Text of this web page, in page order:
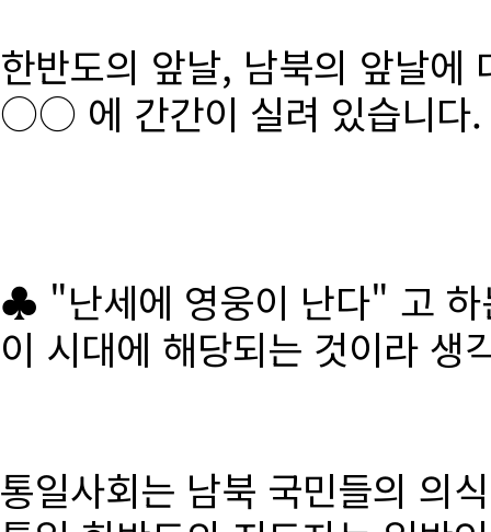
한반도의 앞날, 남북의 앞날에
○○ 에 간간이 실려 있습니다.
♣ "난세에 영웅이 난다" 고 하
이 시대에 해당되는 것이라 생
통일사회는 남북 국민들의 의